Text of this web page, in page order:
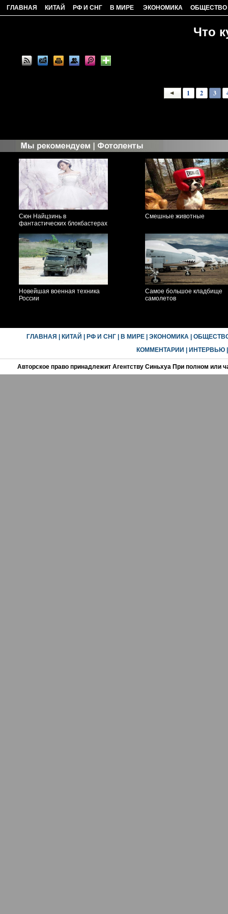
ГЛАВНАЯ КИТАЙ РФ И СНГ В МИРЕ ЭКОНОМИКА ОБЩЕСТВО
Что
1 2 3
Сюн Найцзинь в
фантастических блокбастерах
Смешные животные
Новейшая военная техника
России
Самое большое кладбище
самолетов
ГЛАВНАЯ КИТАЙ РФ И СНГ| В МИРЕ| ЭКОНОМИКА|
КОММЕНТАРИИ
ИНТЕРВЬЮ
Авторское право принадлежит Агентству Синьхуа При полном или